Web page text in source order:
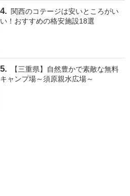
関西のコテージは安いところがい
い！おすすめの格安施設18選
【三重県】自然豊かで素敵な無料
キャンプ場～須原親水広場～